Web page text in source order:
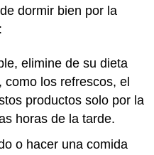
dormir bien por la
elimine de su dieta
, como los refrescos, el
productos solo por la
horas de la tarde.
o hacer una comida